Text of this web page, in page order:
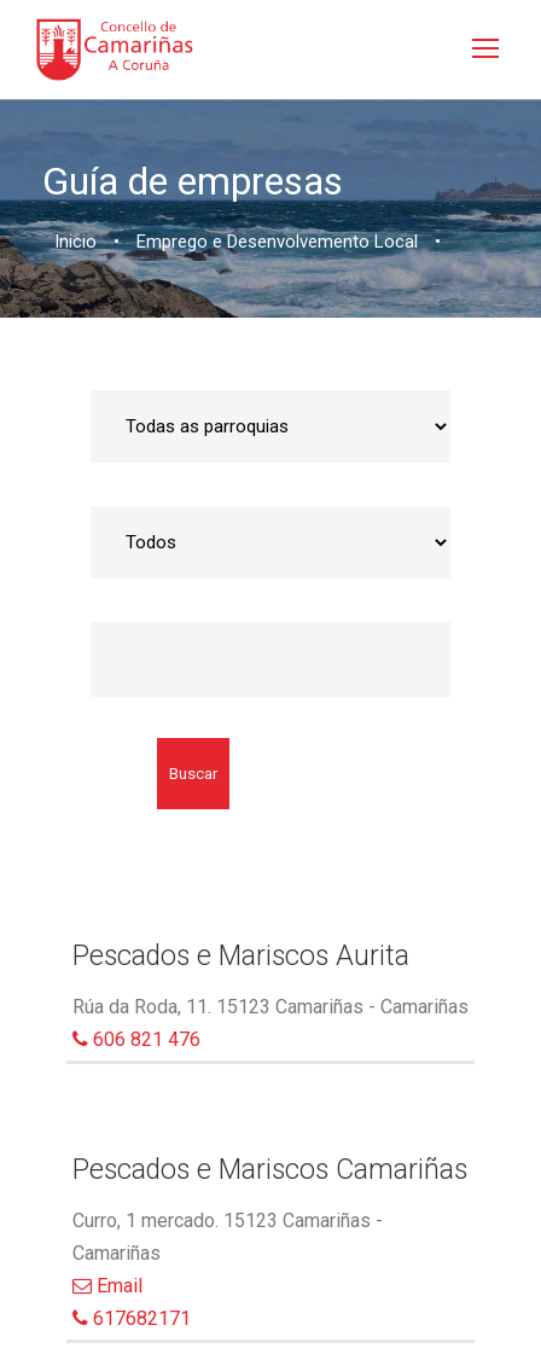
Guía de empresas
Inicio • Emprego e Desenvolvemento Local •
Buscar
Pescados e Mariscos Aurita
Rúa da Roda, 11. 15123 Camariñas - Camariñas
606 821 476
Pescados e Mariscos Camariñas
Curro, 1 mercado. 15123 Camariñas -
Camariñas
Email
617682171